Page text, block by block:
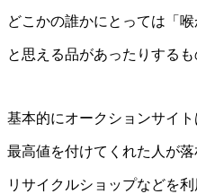
どこかの誰かにとっては「
と思える品があったりするも
基本的にオークションサイト
最高値を付けてくれた人が
リサイクルショップなどを